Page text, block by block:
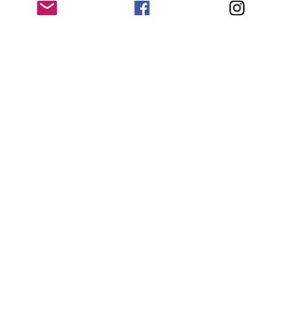
Produktmanager, nachts